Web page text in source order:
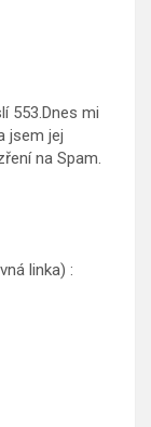
553.Dnes mi
jsem jej
na Spam.
linka) :